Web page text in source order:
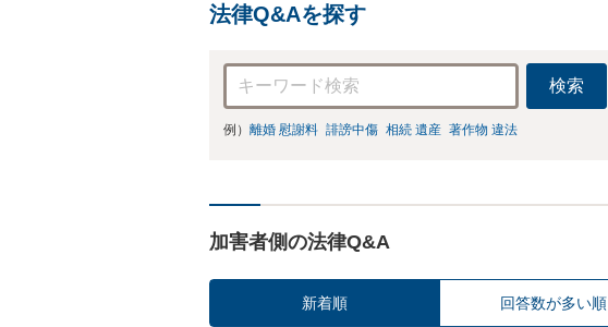
法律Q&Aを探す
検索
例） 離婚 慰謝料 誹謗中傷 相続 遺産 著作物 違法
加害者側の法律Q&A
新着順 回答数が多い順